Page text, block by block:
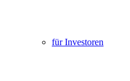
für Investoren